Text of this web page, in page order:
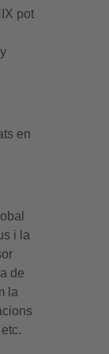
pot
en
i la
de
la